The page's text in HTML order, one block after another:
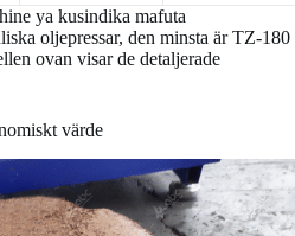
ya kusindika mafuta
oljepressar, den minsta är TZ-180
ovan visar de detaljerade
värde